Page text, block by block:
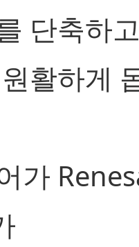
단축하
활하게
가